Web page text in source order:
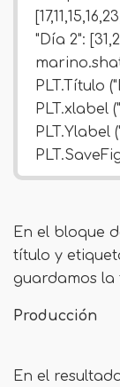
"Día 2":
PLT.Título
PLT.xlabel
PLT.Ylabel
En el bloque
título y
guardamos la
Producción
En el